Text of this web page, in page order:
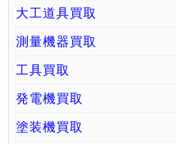
大工道具買取
測量機器買取
工具買取
発電機買取
塗装機買取